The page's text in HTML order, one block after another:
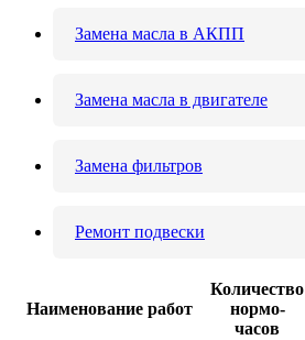
Замена масла в АКПП
Замена масла в двигателе
Замена фильтров
Ремонт подвески
Наименование работ
Количество
нормо-
часов